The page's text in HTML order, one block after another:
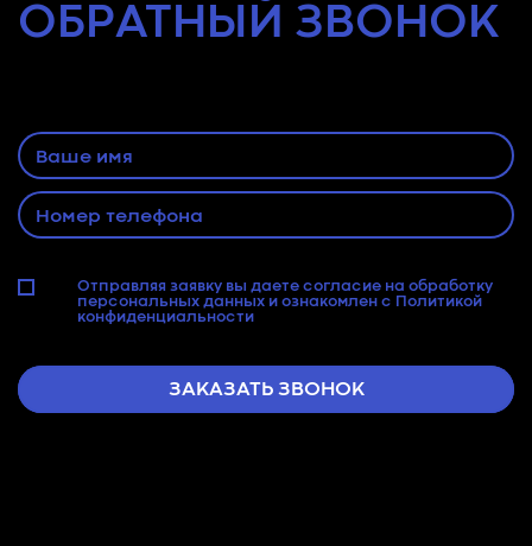
ОБРАТНЫЙ ЗВОНОК
Отправляя заявку вы даете согласие на обработку
персональных данных и ознакомлен с Политикой
конфиденциальности